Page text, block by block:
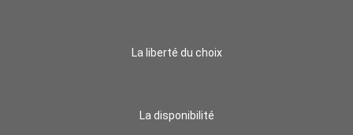
La liberté du choix
La disponibilité